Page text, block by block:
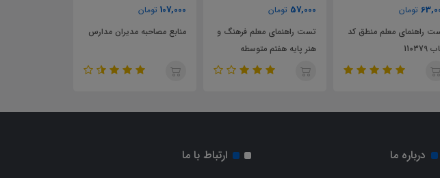
تومان
راهنمای معلم منطق کد
57,000 تومان
تست راهنمای معلم فرهنگ و
هنر پایه هفتم متوسطه
107,000 تومان
منابع مصاحبه مدیران مدارس
درباره ما ارتباط با ما